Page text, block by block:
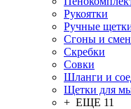
Рукоятки
Ручные
Сгоны и
Скребки
Совки
Шланги и
Щетки для
+ ЕЩЕ 11